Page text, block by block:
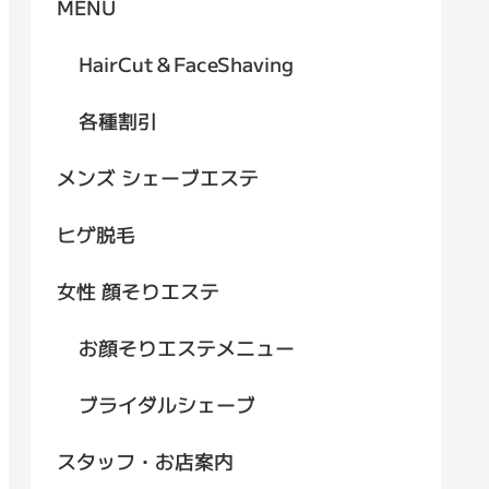
MENU
HairCut＆FaceShaving
各種割引
メンズ シェーブエステ
ヒゲ脱毛
女性 顔そりエステ
お顔そりエステメニュー
ブライダルシェーブ
スタッフ・お店案内